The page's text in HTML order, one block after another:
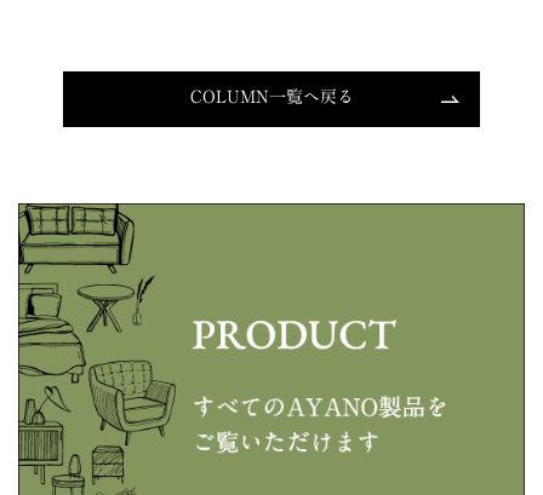
COLUMN一覧へ戻る